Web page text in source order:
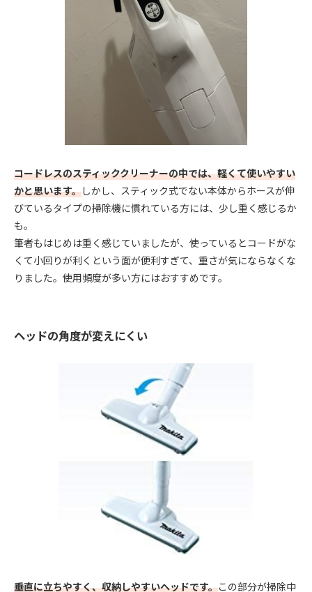
コードレスのスティッククリーナーの中では、軽くて使いやすい
かと思います。しかし、スティック式でない本体からホースが伸
びているタイプの掃除機に慣れている方には、少し重く感じるか
も。
筆者もはじめは重く感じていましたが、使っているとコードがな
くて小回りが利くという面が便利すぎて、重さが気にならなくな
りました。使用頻度が多い方にはおすすめです。
ヘッドの角度が変えにくい
垂直に立ちやすく、収納しやすいヘッドです。この部分が掃除中